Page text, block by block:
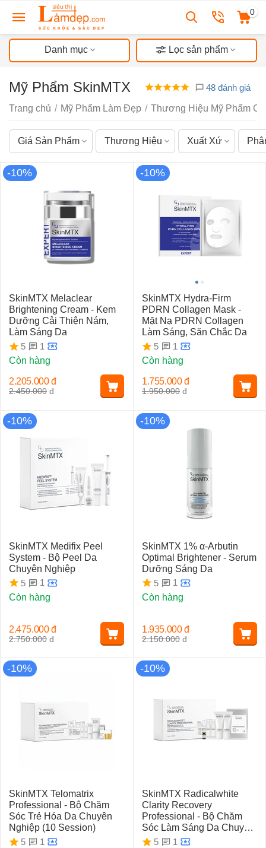
0
Danh mục Lọc sản phẩm
Mỹ Phẩm SkinMTX 48 đánh giá
Trang chủ / Mỹ Phẩm Làm Đẹp / Thương Hiệu Mỹ Phẩm
Giá Sản Phẩm Thương Hiệu Xuất Xứ
-10%
SkinMTX Melaclear
Brightening Cream - Kem
Dưỡng Cải Thiện Nám,
Làm Sáng Da
5
1
Còn hàng
2.450.000 đ
2.205.000 đ
-10%
SkinMTX Hydra-Firm
PDRN Collagen Mask -
Mặt Nạ PDRN Collagen
Làm Sáng, Săn Chắc Da
5
1
Còn hàng
1.950.000 đ
1.755.000 đ
-10%
SkinMTX Medifix Peel
System - Bộ Peel Da
Chuyên Nghiệp
5
1
Còn hàng
2.750.000 đ
2.475.000 đ
-10%
SkinMTX 1% α-Arbutin
Optimal Brightener - Serum
Dưỡng Sáng Da
5
1
Còn hàng
2.150.000 đ
1.935.000 đ
-10%
SkinMTX Telomatrix
Professional - Bộ Chăm
Sóc Trẻ Hóa Da Chuyên
Nghiệp (10 Session)
5
1
-10%
SkinMTX Radicalwhite
Clarity Recovery
Professional - Bộ Chăm
Sóc Làm Sáng Da Chuyên
Nghiệp (10 Session)
5
1